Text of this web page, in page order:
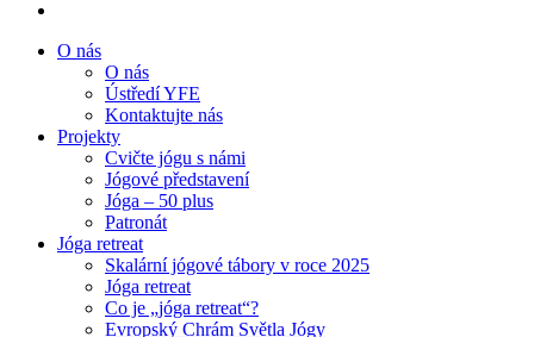
O nás
O nás
Ústředí YFE
Kontaktujte nás
Projekty
Cvičte jógu s námi
Jógové představení
Jóga – 50 plus
Patronát
Jóga retreat
Skalární jógové tábory v roce 2025
Jóga retreat
Co je „jóga retreat“?
Evropský Chrám Světla Jógy